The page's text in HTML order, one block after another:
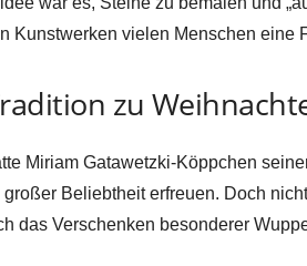
Kunstwerken vielen Menschen eine
zu
Miriam Gatawetzki-Köppchen
Beliebtheit erfreuen. Doch
das Verschenken besonderer